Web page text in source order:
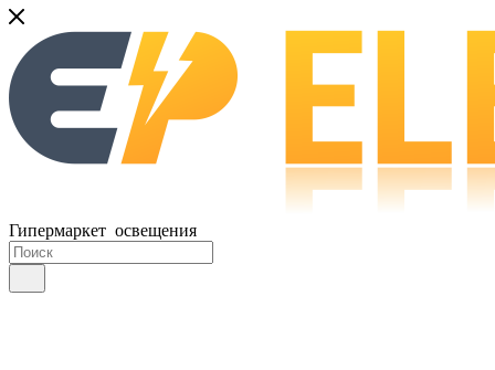
Гипермаркет освещения